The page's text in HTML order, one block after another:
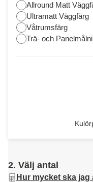
Allround Matt
Ultramatt Väggfärg
Våtrumsfärg
Trä- och
2. Välj antal
Hur mycket ska jag